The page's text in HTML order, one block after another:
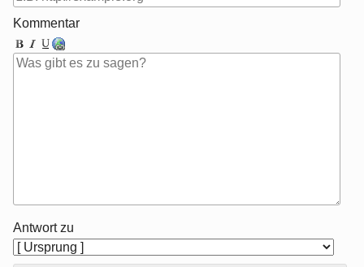
Kommentar
Antwort zu